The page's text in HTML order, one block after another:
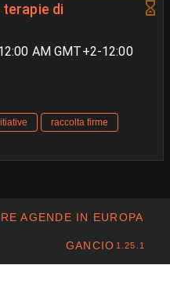
di
AM GMT+2-12:00
raccolta firme
AGENDE IN EUROPA
GANCIO 1.25.1